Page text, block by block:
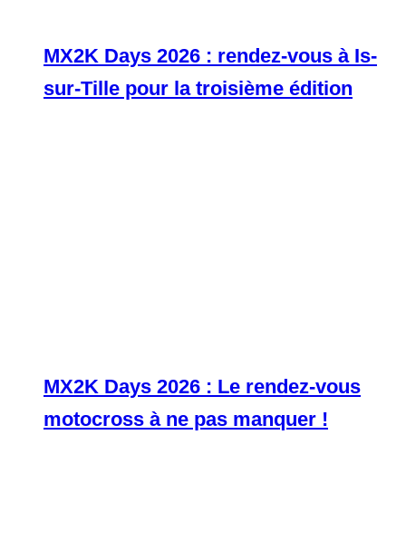
MX2K Days 2026 : rendez-vous à Is-
sur-Tille pour la troisième édition
MX2K Days 2026 : Le rendez-vous
motocross à ne pas manquer !